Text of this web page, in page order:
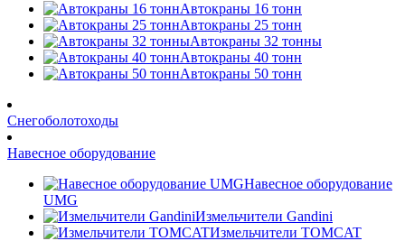
Автокраны 16 тонн
Автокраны 25 тонн
Автокраны 32 тонны
Автокраны 40 тонн
Автокраны 50 тонн
Снегоболотоходы
Навесное оборудование
Навесное оборудование
UMG
Измельчители Gandini
Измельчители TOMCAT